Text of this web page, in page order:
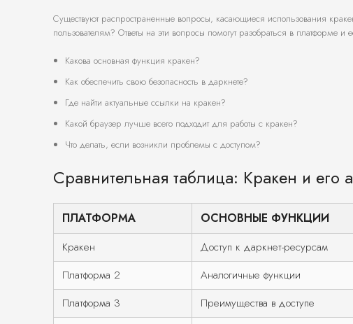
Существуют распространенные вопросы, касающиеся использования
пользователям? Ответы на эти вопросы помогут разобраться в платформе и
Какова основная функция кракен?
Как обеспечить свою безопасность в даркнете?
Где найти актуальные ссылки на кракен?
Какой браузер лучше всего подходит для работы с кракен?
Что делать, если возникли проблемы с доступом?
Сравнительная таблица: Кракен и его
ПЛАТФОРМА ОСНОВНЫЕ ФУНКЦИИ
Кракен Доступ к даркнет-ресурсам
Платформа 2
Аналогичные функции
Платформа 3
Преимущества в доступе